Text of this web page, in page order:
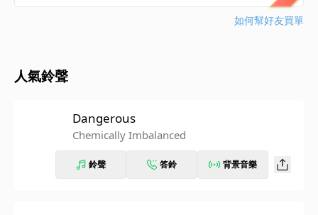
如何幫好友買單
人氣鈴聲
Dangerous
Chemically Imbalanced
鈴聲 答鈴 背景音樂